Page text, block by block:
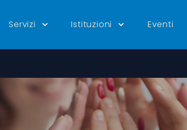
Servizi Istituzioni Eventi